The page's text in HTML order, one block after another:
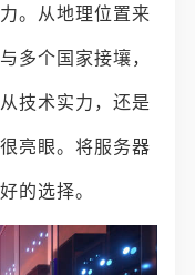
。从地理位置来
多个国家接壤，
技术实力，还是
亮眼。将服务器
的选择。